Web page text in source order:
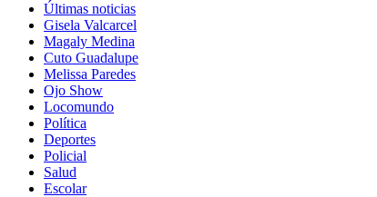
Últimas noticias
Gisela Valcarcel
Magaly Medina
Cuto Guadalupe
Melissa Paredes
Ojo Show
Locomundo
Política
Deportes
Policial
Salud
Escolar